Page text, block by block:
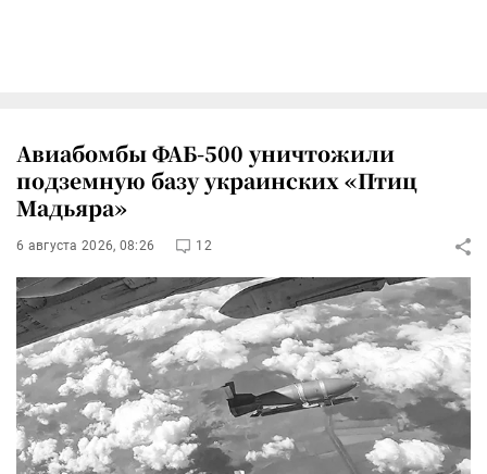
Авиабомбы ФАБ-500 уничтожили
подземную базу украинских «Птиц
Мадьяра»
6 августа 2026, 08:26 12